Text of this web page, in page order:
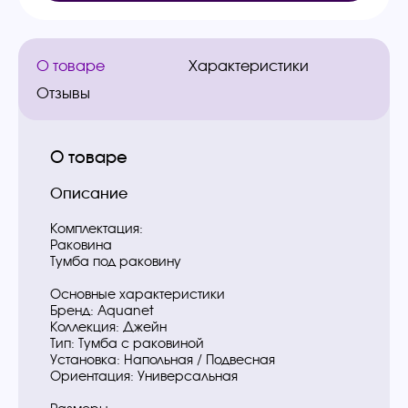
О товаре
Характеристики
Отзывы
О товаре
Описание
Комплектация:
Раковина
Тумба под раковину
Основные характеристики
Бренд: Aquanet
Коллекция: Джейн
Тип: Тумба с раковиной
Установка: Напольная / Подвесная
Ориентация: Универсальная